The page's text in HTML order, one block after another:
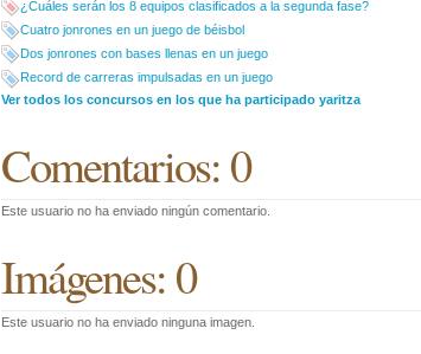
¿Cuáles serán los 8 equipos clasificados a la segunda fase?
Cuatro jonrones en un juego de béisbol
Dos jonrones con bases llenas en un juego
Record de carreras impulsadas en un juego
Ver todos los concursos en los que ha participado yaritza
Comentarios: 0
Este usuario no ha enviado ningún comentario.
Imágenes: 0
Este usuario no ha enviado ninguna imagen.